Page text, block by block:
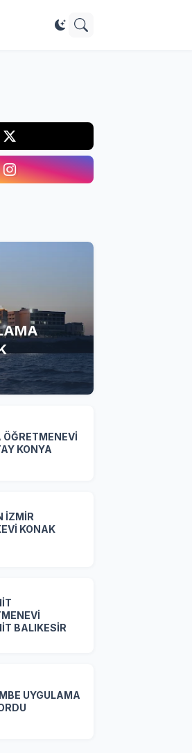
ÖĞRETMENEVİ
KONYA
İZMİR
KONAK
BALIKESİR
UYGULAMA